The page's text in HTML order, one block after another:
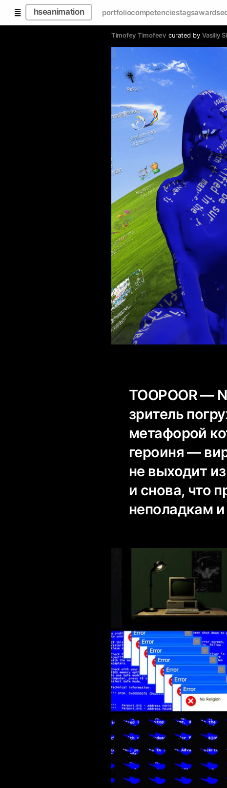
hseanimation portfoliocompetenciestagsawards
Timofey Timofeev curated by Vasiliy
TOOPOOR —
зритель
метафорой
героиня —
не выходит
и снова, что
неполадкам и